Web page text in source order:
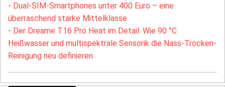
- Dual-SIM-Smartphones unter 400 Euro – eine
überraschend starke Mittelklasse
- Der Dreame T16 Pro Heat im Detail: Wie 90 °C
Heißwasser und multispektrale Sensorik die Nass-Trocken-
Reinigung neu definieren